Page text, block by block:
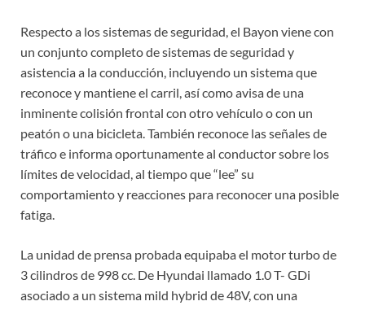
Respecto a los sistemas de seguridad, el Bayon viene con
un conjunto completo de sistemas de seguridad y
asistencia a la conducción, incluyendo un sistema que
reconoce y mantiene el carril, así como avisa de una
inminente colisión frontal con otro vehículo o con un
peatón o una bicicleta. También reconoce las señales de
tráfico e informa oportunamente al conductor sobre los
límites de velocidad, al tiempo que “lee” su
comportamiento y reacciones para reconocer una posible
fatiga.
La unidad de prensa probada equipaba el motor turbo de
3 cilindros de 998 cc. De Hyundai llamado 1.0 T- GDi
asociado a un sistema mild hybrid de 48V, con una